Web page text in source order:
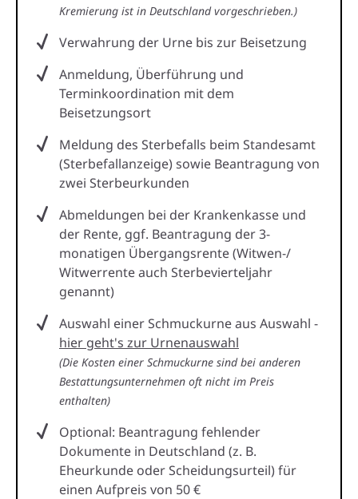
Kremierung ist in Deutschland vorgeschrieben.)
Verwahrung der Urne bis zur Beisetzung
Anmeldung, Überführung und
Terminkoordination mit dem
Beisetzungsort
Meldung des Sterbefalls beim Standesamt
(Sterbefallanzeige) sowie Beantragung von
zwei Sterbeurkunden
Abmeldungen bei der Krankenkasse und
der Rente, ggf. Beantragung der 3-
monatigen Übergangsrente (Witwen-/
Witwerrente auch Sterbevierteljahr
genannt)
Auswahl einer Schmuckurne aus Auswahl -
hier geht's zur Urnenauswahl
(Die Kosten einer Schmuckurne sind bei anderen
Bestattungsunternehmen oft nicht im Preis
enthalten)
Optional: Beantragung fehlender
Dokumente in Deutschland (z. B.
Eheurkunde oder Scheidungsurteil) für
einen Aufpreis von 50 €